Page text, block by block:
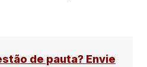
de pauta? Envie